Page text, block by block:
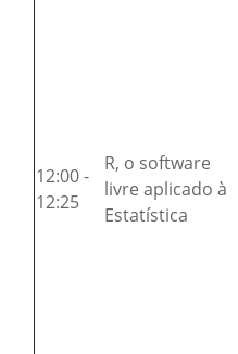
12:00 -
12:25
R, o software
livre aplicado à
Estatística